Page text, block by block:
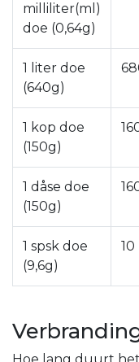
milliliter(ml)
doe (0,64g)
1 liter doe
(640g)
1 kop doe
(150g)
1 dåse doe
(150g)
1 spsk doe
(9,6g)
10